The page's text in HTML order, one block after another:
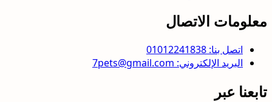
معلومات الاتصال
اتصل بنا: 01012241838
البريد الإلكتروني: 7pets@gmail.com
تابعنا عبر